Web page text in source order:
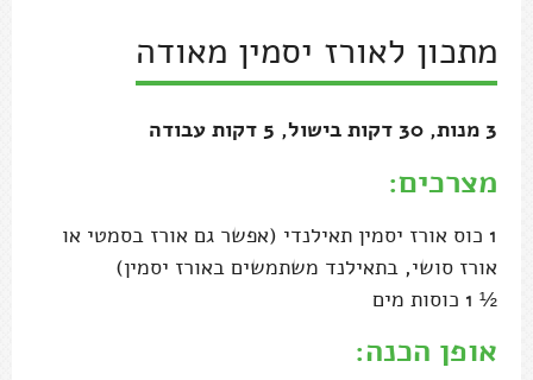
מתכון לאורז יסמין מאודה
3 מנות, 30 דקות בישול, 5 דקות עבודה
מצרכים:
1 כוס אורז יסמין תאילנדי (אפשר גם אורז בסמטי או
אורז סושי, בתאילנד משתמשים באורז יסמין)
½ 1 כוסות מים
אופן הכנה: